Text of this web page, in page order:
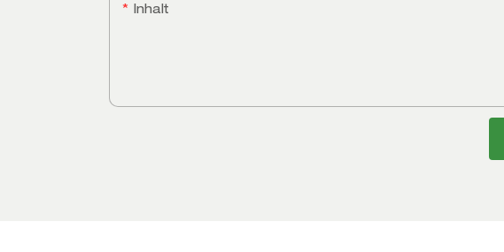
Inhalt